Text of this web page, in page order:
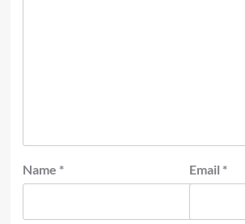
Name * Email *